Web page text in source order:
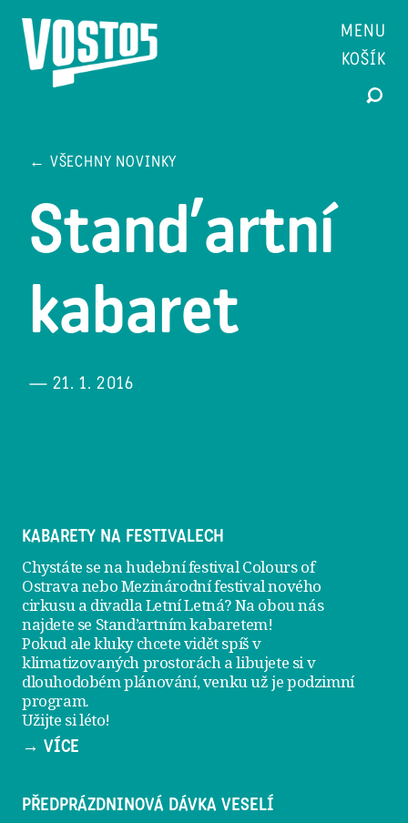
MENU
KOŠÍK
← VŠECHNY NOVINKY
Stand’artní
kabaret
— 21. 1. 2016
KABARETY NA FESTIVALECH
Chystáte se na hudební festival Colours of
Ostrava nebo Mezinárodní festival nového
cirkusu a divadla Letní Letná? Na obou nás
najdete se Stand’artním kabaretem!
Pokud ale kluky chcete vidět spíš v
klimatizovaných prostorách a libujete si v
dlouhodobém plánování, venku už jepodzimní
program.
Užijte si léto!
→ VÍCE
PŘEDPRÁZDNINOVÁ DÁVKA VESELÍ